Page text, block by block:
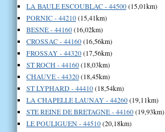
LA BAULE ESCOUBLAC - 44500(15,01km)
PORNIC - 44210(15,41km)
BESNE - 44160(16,02km)
CROSSAC - 44160(16,56km)
FROSSAY - 44320(17,56km)
ST ROCH - 44160(18,03km)
CHAUVE - 44320(18,45km)
ST LYPHARD - 44410(18,54km)
LA CHAPELLE LAUNAY - 44260(19,11km)
STE REINE DE BRETAGNE - 44160(19,93km)
LE POULIGUEN - 44510(20,18km)